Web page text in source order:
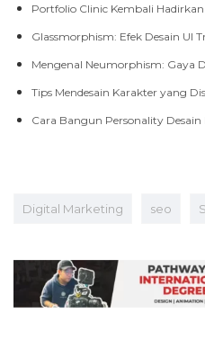
Portfolio Clinic Kembali
Glassmorphism: Efek Desain UI
Mengenal Neumorphism: Gaya
Tips Mendesain Karakter yang
Cara Bangun Personality
Digital Marketing seo